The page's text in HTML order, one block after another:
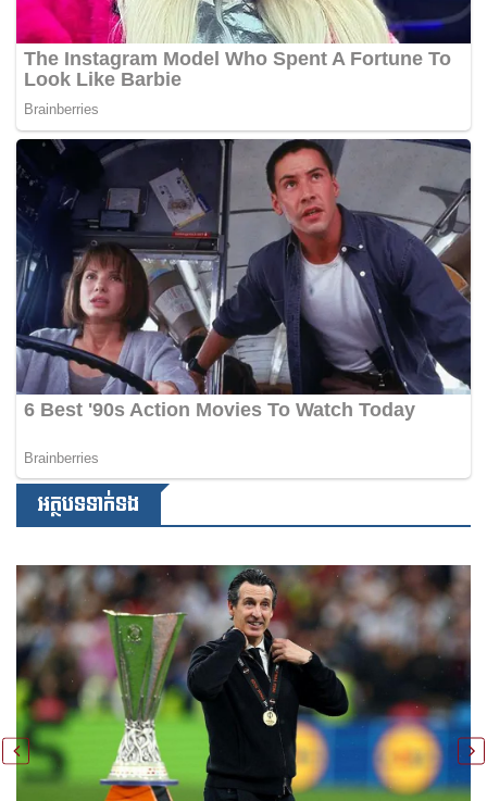
អត្ថបទទាក់ទង